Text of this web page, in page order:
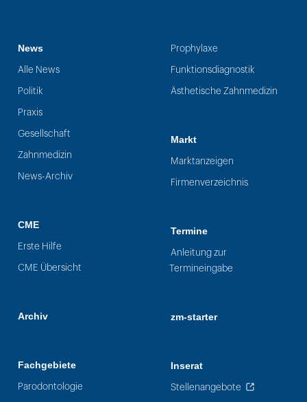
News
Alle News
Politik
Praxis
Gesellschaft
Zahnmedizin
News-Archiv
CME
Erste Hilfe
CME Übersicht
Archiv
Fachgebiete
Parodontologie
Prophylaxe
Funktionsdiagnostik
Ästhetische Zahnmedizin
Markt
Marktanzeigen
Firmenverzeichnis
Termine
Anleitung zur
Termineingabe
zm-starter
Inserat
Stellenangebote